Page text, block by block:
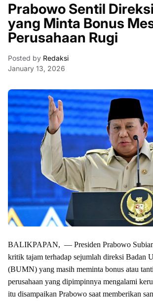
Prabowo Sentil
yang Minta Bonus
Perusahaan Rugi
Posted by Redaksi
January 13, 2026
BALIKPAPAN, — Presiden Prabowo
kritik tajam terhadap sejumlah direksi Badan
(BUMN) yang masih meminta bonus atau
perusahaan yang dipimpinnya mengalami
itu disampaikan Prabowo saat memberikan